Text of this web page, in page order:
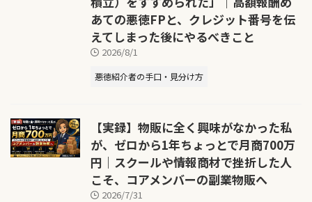
あての悪徳FPと、クレジット番号を伝
えてしまった後にやるべきこと
2026/8/1
悪徳紹介者の手口・見分け方
【実録】物販に全く興味がなかった私
が、ゼロから1年ちょっとで月商700万
円｜スクールや情報商材で挫折した人
こそ、コアメンバーの副業物販へ
2026/7/31